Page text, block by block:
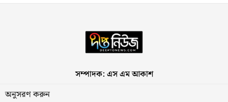
সম্পাদক: এস এম আকাশ
অনুসরণ করুন